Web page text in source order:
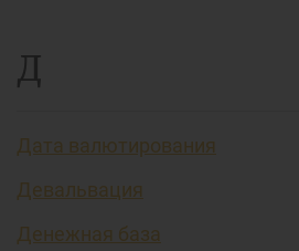
Д
Дата валютирования
Девальвация
Денежная база